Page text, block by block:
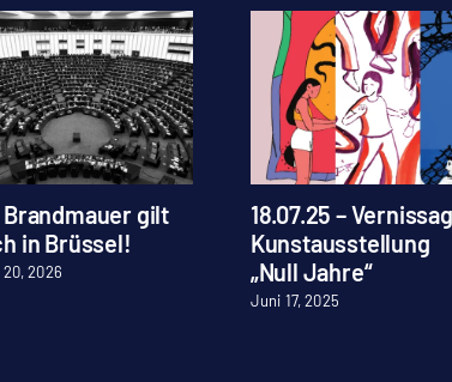
Brandmauer gilt
in Brüssel!
20, 2026
18.07.25 –
Kunstausstellung
„Null Jahre“
Juni 17, 2025